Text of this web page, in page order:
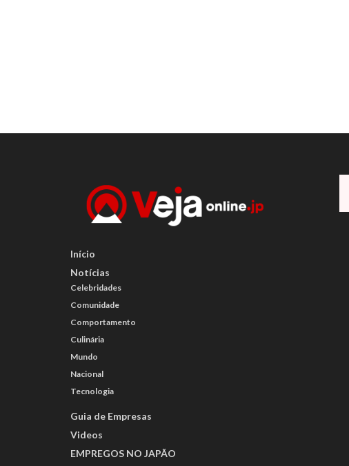
Início
Notícias
Celebridades
Comunidade
Comportamento
Culinária
Mundo
Nacional
Tecnologia
Guia de Empresas
Videos
EMPREGOS NO JAPÃO